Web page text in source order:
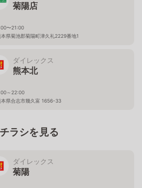
菊陽店
〜21:00
本県菊池郡菊陽町津久礼2229番地1
ダイレックス
熊本北
～22:00
本県合志市幾久富 1656-33
ラシを見る
ダイレックス
菊陽